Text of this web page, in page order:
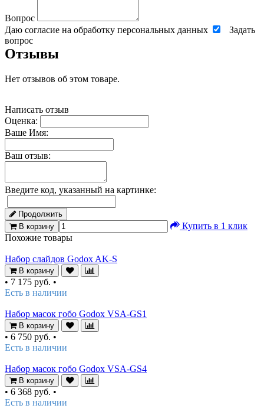
Вопрос
Даю согласие на обработку персональных данных
Задать
вопрос
Отзывы
Нет отзывов об этом товаре.
Написать отзыв
Оценка:
Ваше Имя:
Ваш отзыв:
Введите код, указанный на картинке:
Продолжить
В корзину
Купить в 1 клик
Похожие товары
Набор слайдов Godox AK-S
В корзину
• 7 175 руб. •
Есть в наличии
Набор масок гобо Godox VSA-GS1
В корзину
• 6 750 руб. •
Есть в наличии
Набор масок гобо Godox VSA-GS4
В корзину
• 6 368 руб. •
Есть в наличии